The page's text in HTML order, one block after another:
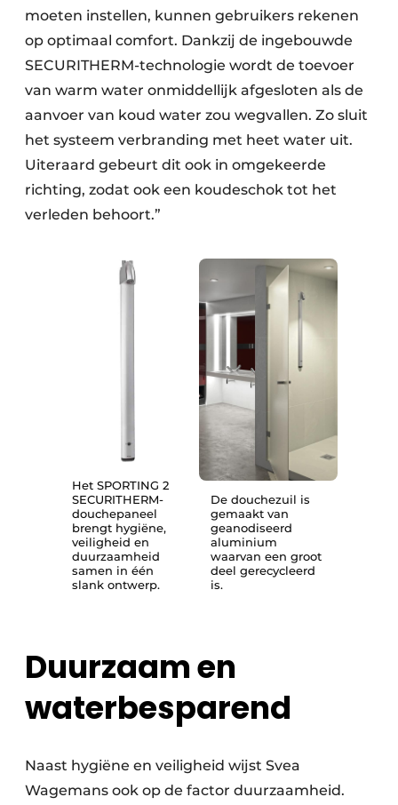
moeten instellen, kunnen gebrui­kers rekenen
op optimaal comfort. Dankzij de ingebouwde
SECURITHERM-technologie wordt de toe­voer
van warm water onmiddellijk afgesloten als de
aan­voer van koud water zou wegvallen. Zo sluit
het systeem verbranding met heet water uit.
Uiter­aard gebeurt dit ook in omgekeerde
richting, zodat ook een koudeschok tot het
verleden behoort.”
Het SPORTING 2
SECURITHERM-
douchepaneel
brengt hygiëne,
veiligheid en
duurzaamheid
samen in één
slank ontwerp.
De douchezuil is
gemaakt van
geanodiseerd
aluminium
waarvan een groot
deel gerecycleerd
is.
Duurzaam en
waterbesparend
Naast hygiëne en veiligheid wijst Svea
Wagemans ook op de factor duurzaamheid.